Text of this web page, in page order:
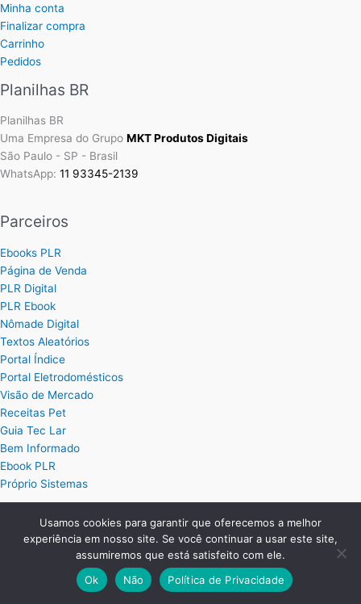
Minha conta
Finalizar compra
Carrinho
Pedidos
Planilhas BR
Planilhas BR
Uma Empresa do Grupo MKT Produtos Digitais
São Paulo - SP - Brasil
WhatsApp: 11 93345-2139
Parceiros
Ebooks PLR
Página de Venda
PLR Digital
PLR Ebook
Nômade Digital
Textos Aleatórios
Portal Índice
Portal Eletrodomésticos
Visão de Mercado
Receitas Pet
Guia Tec Lar
Bem Informado
Ebook PLR
Próprio Sistemas
Planilha Excel de Cálculo de Hora Extra
Planilha Excel para Plano de Cargos e Salários
Usamos cookies para garantir que oferecemos a melhor
experiência em nosso site. Se você continuar a usar este site,
assumiremos que está satisfeito com ele.
Ok
Não Política de Privacidade